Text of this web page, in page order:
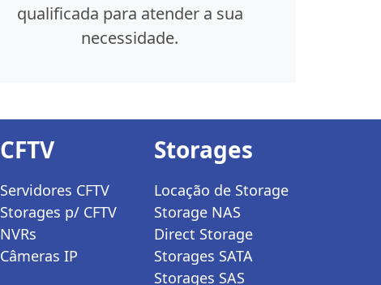
qualificada para atender a sua
necessidade.
CFTV
Servidores CFTV
Storages p/ CFTV
NVRs
Câmeras IP
Storages
Locação de Storage
Storage NAS
Direct Storage
Storages SATA
Storages SAS